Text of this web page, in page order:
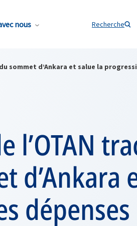
nous Recherche
sommet d’Ankara et salue la
l’OTAN
d’Ankara
dépenses